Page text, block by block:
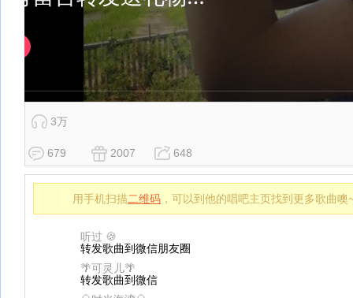
3万
679 2007 648
用手机扫描二维码 ，可以到他的唱吧主页找到更多歌曲噢
听过 🍪
转发歌曲到微信朋友圈
🌴可灵儿🌴
转发歌曲到微信